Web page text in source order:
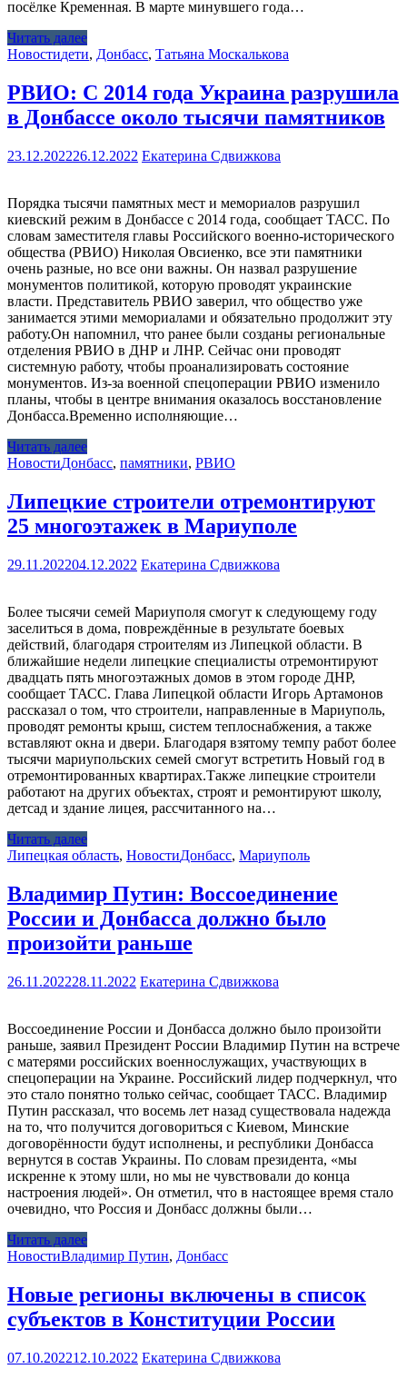
посёлке Кременная. В марте минувшего года…
Читать далее
Новостидети, Донбасс, Татьяна Москалькова
РВИО: С 2014 года Украина разрушила
в Донбассе около тысячи памятников
23.12.202226.12.2022 Екатерина Сдвижкова
Порядка тысячи памятных мест и мемориалов разрушил
киевский режим в Донбассе с 2014 года, сообщает ТАСС. По
словам заместителя главы Российского военно-исторического
общества (РВИО) Николая Овсиенко, все эти памятники
очень разные, но все они важны. Он назвал разрушение
монументов политикой, которую проводят украинские
власти. Представитель РВИО заверил, что общество уже
занимается этими мемориалами и обязательно продолжит эту
работу.Он напомнил, что ранее были созданы региональные
отделения РВИО в ДНР и ЛНР. Сейчас они проводят
системную работу, чтобы проанализировать состояние
монументов. Из-за военной спецоперации РВИО изменило
планы, чтобы в центре внимания оказалось восстановление
Донбасса.Временно исполняющие…
Читать далее
НовостиДонбасс, памятники, РВИО
Липецкие строители отремонтируют
25 многоэтажек в Мариуполе
29.11.202204.12.2022 Екатерина Сдвижкова
Более тысячи семей Мариуполя смогут к следующему году
заселиться в дома, повреждённые в результате боевых
действий, благодаря строителям из Липецкой области. В
ближайшие недели липецкие специалисты отремонтируют
двадцать пять многоэтажных домов в этом городе ДНР,
сообщает ТАСС. Глава Липецкой области Игорь Артамонов
рассказал о том, что строители, направленные в Мариуполь,
проводят ремонты крыш, систем теплоснабжения, а также
вставляют окна и двери. Благодаря взятому темпу работ более
тысячи мариупольских семей смогут встретить Новый год в
отремонтированных квартирах.Также липецкие строители
работают на других объектах, строят и ремонтируют школу,
детсад и здание лицея, рассчитанного на…
Читать далее
Липецкая область, НовостиДонбасс, Мариуполь
Владимир Путин: Воссоединение
России и Донбасса должно было
произойти раньше
26.11.202228.11.2022 Екатерина Сдвижкова
Воссоединение России и Донбасса должно было произойти
раньше, заявил Президент России Владимир Путин на встрече
с матерями российских военнослужащих, участвующих в
спецоперации на Украине. Российский лидер подчеркнул, что
это стало понятно только сейчас, сообщает ТАСС. Владимир
Путин рассказал, что восемь лет назад существовала надежда
на то, что получится договориться с Киевом, Минские
договорённости будут исполнены, и республики Донбасса
вернутся в состав Украины. По словам президента, «мы
искренне к этому шли, но мы не чувствовали до конца
настроения людей». Он отметил, что в настоящее время стало
очевидно, что Россия и Донбасс должны были…
Читать далее
НовостиВладимир Путин, Донбасс
Новые регионы включены в список
субъектов в Конституции России
07.10.202212.10.2022 Екатерина Сдвижкова